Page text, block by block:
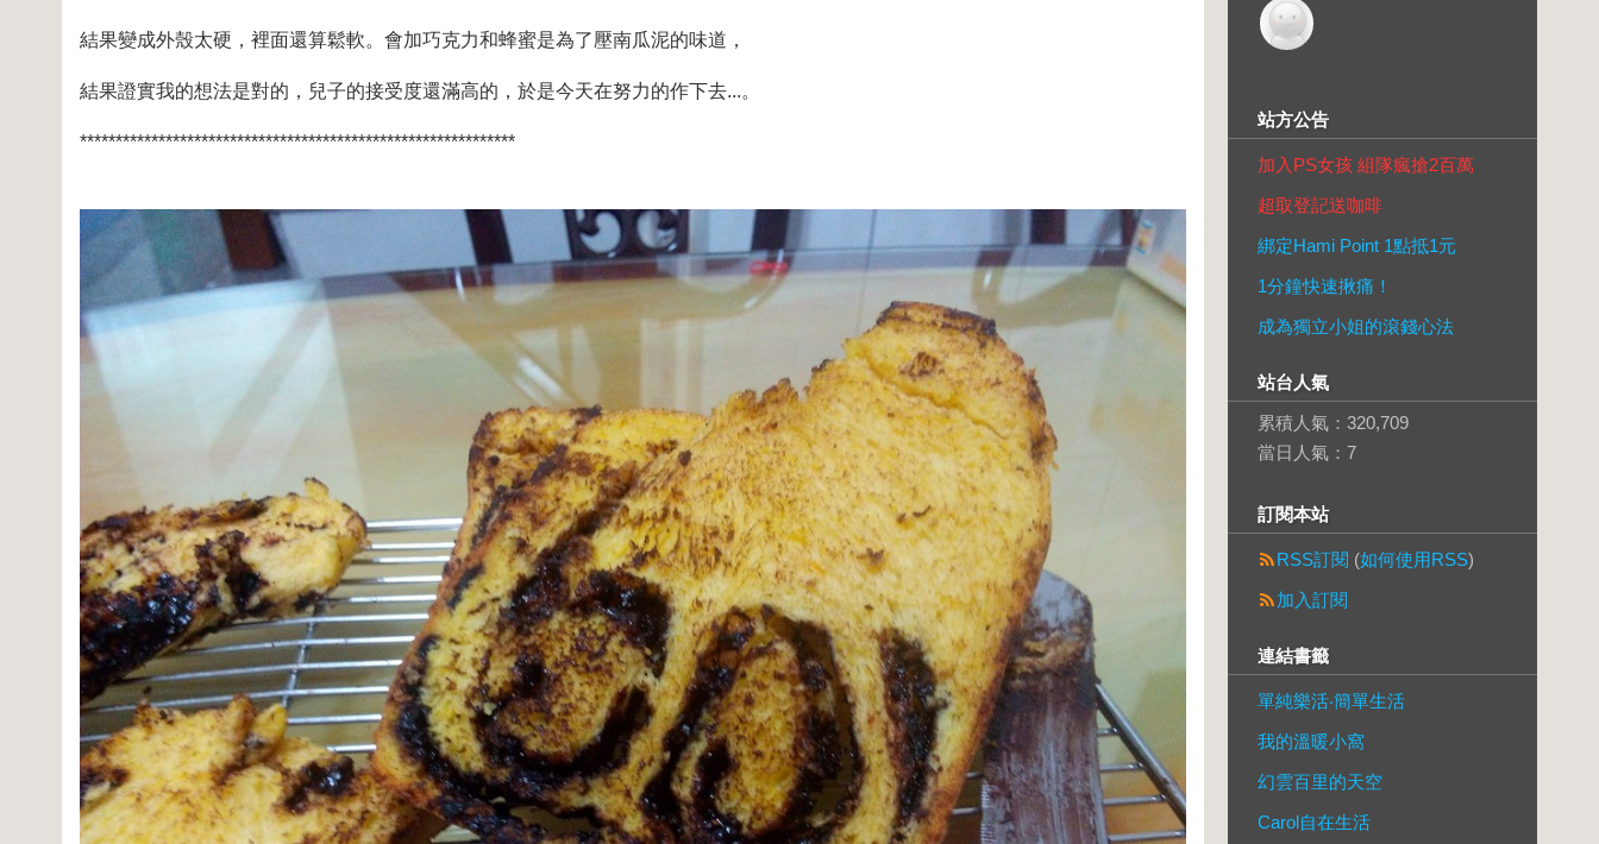
結果變成外殼太硬，裡面還算鬆軟。會加巧克力和蜂蜜是為了壓南瓜泥的味道，
結果證實我的想法是對的，兒子的接受度還滿高的，於是今天在努力的作下去...。
*************************************************************
站方公告
加入PS女孩 組隊瘋搶2百萬
超取登記送咖啡
綁定Hami Point 1點抵1元
1分鐘快速揪痛！
成為獨立小姐的滾錢心法
站台人氣
累積人氣： 320,709
當日人氣： 7
訂閱本站
RSS訂閱 (如何使用RSS)
加入訂閱
連結書籤
單純樂活‧簡單生活
我的溫暖小窩
幻雲百里的天空
Carol自在生活